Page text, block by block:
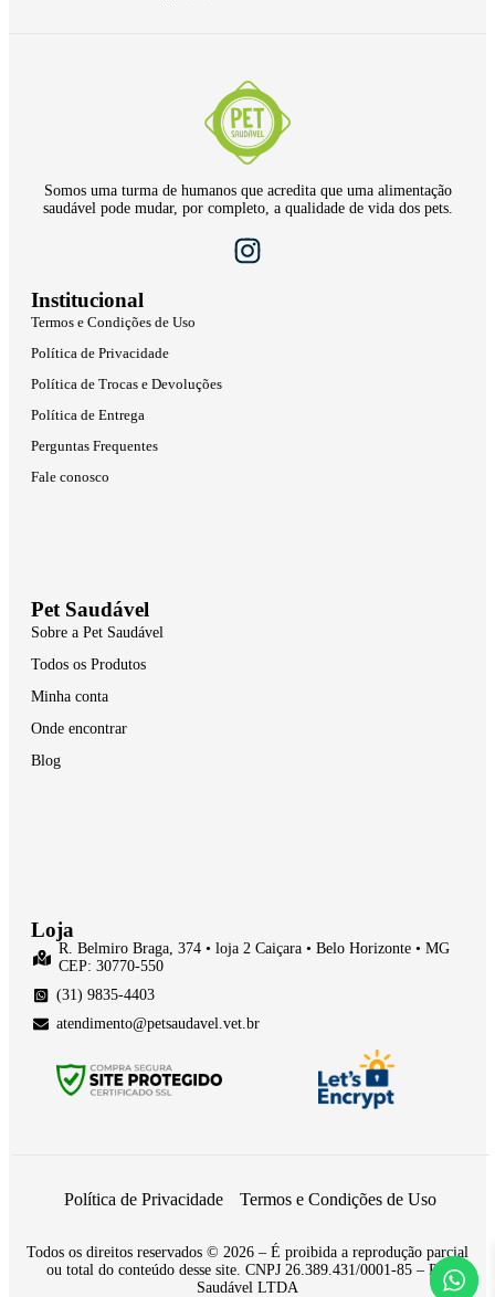
Somos uma turma de humanos que acredita que uma alimentação
saudável pode mudar, por completo, a qualidade de vida dos pets.
Institucional
Termos e Condições de Uso
Política de Privacidade
Política de Trocas e Devoluções
Política de Entrega
Perguntas Frequentes
Fale conosco
Pet Saudável
Sobre a Pet Saudável
Todos os Produtos
Minha conta
Onde encontrar
Blog
Loja
R. Belmiro Braga, 374 • loja 2 Caiçara • Belo Horizonte • MG
CEP: 30770-550
(31) 9835-4403
atendimento@petsaudavel.vet.br
Política de Privacidade Termos e Condições de Uso
Todos os direitos reservados © 2026 – É proibida a reprodução parcial
ou total do conteúdo desse site. CNPJ 26.389.431/0001-85 – Pet
Saudável LTDA